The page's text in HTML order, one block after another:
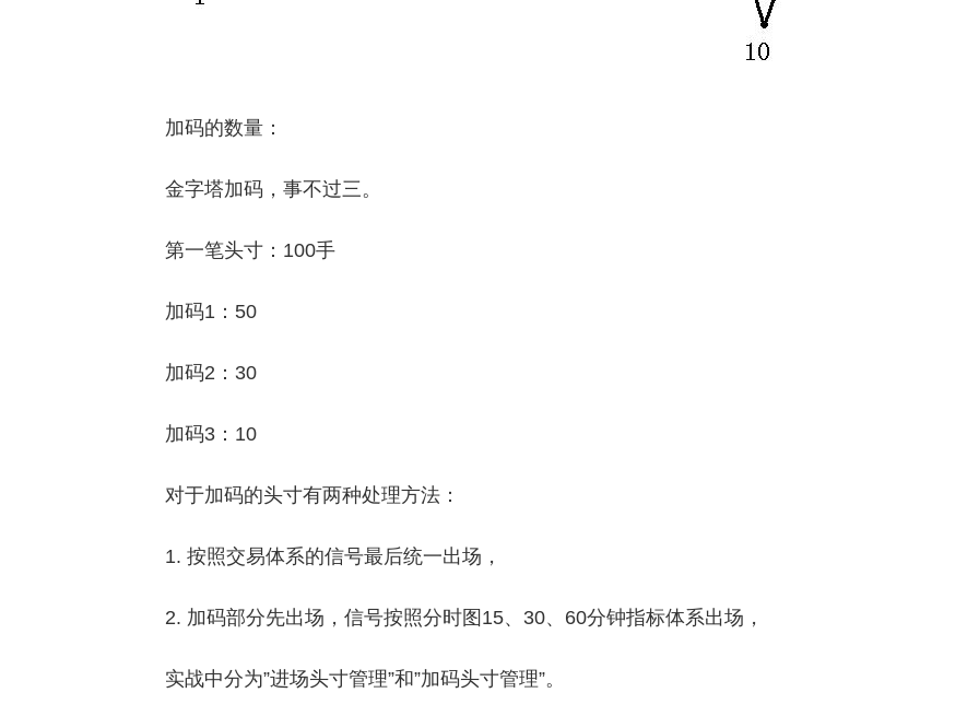
加码的数量：
金字塔加码，事不过三。
第一笔头寸：100手
加码1：50
加码2：30
加码3：10
对于加码的头寸有两种处理方法：
1. 按照交易体系的信号最后统一出场，
2. 加码部分先出场，信号按照分时图15、30、60分钟指标体系出场，
实战中分为”进场头寸管理”和”加码头寸管理”。